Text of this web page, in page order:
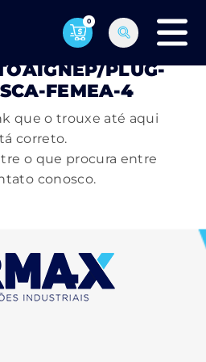
0
ENCONTRADA
PLUG-
FEMEA-4
que o trouxe até aqui
correto.
o que procura entre
conosco.